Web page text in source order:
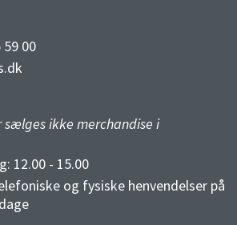
00
sælges ikke merchandise i
12.00 - 15.00
og fysiske henvendelser på